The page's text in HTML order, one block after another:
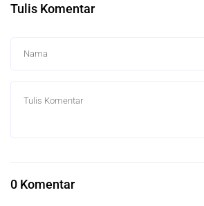
Tulis Komentar
0 Komentar